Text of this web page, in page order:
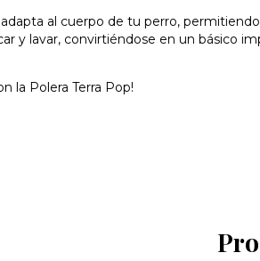
al cuerpo de tu perro,
y lavar, convirtiéndose en un básico
la Polera Terra Pop!